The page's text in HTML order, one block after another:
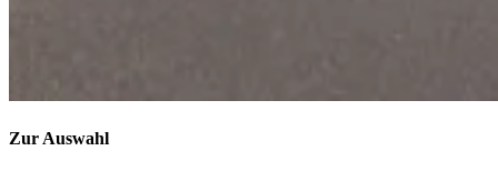
Zur Auswahl